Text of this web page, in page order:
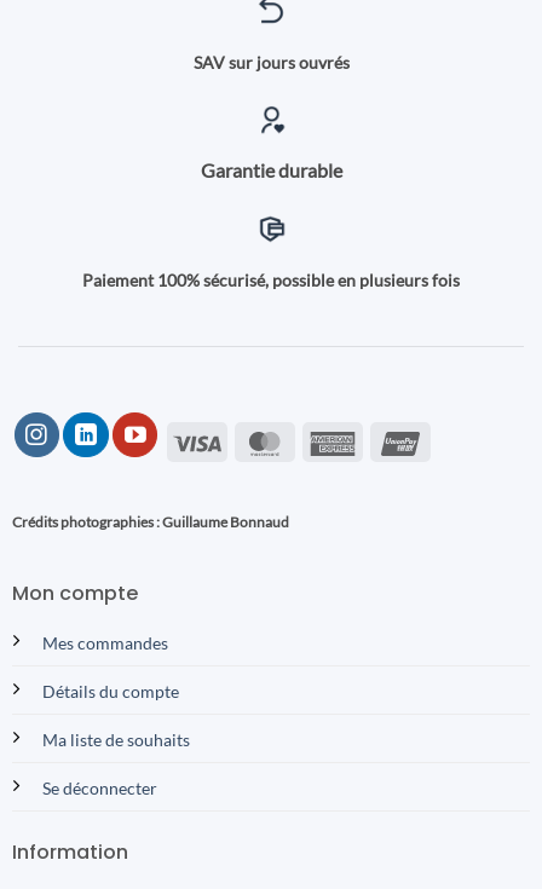
SAV sur jours ouvrés
Garantie durable
Paiement 100% sécurisé, possible en plusieurs fois
Visa MasterCardAmerican
Crédits photographies : Guillaume Bonnaud
Mon compte
Mes commandes
Détails du compte
Ma liste de souhaits
Se déconnecter
Information